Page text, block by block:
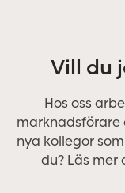
Vill du
Hos oss
marknadsförare
nya kollegor
du? Läs mer